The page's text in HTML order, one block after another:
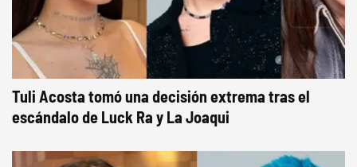
Tuli Acosta tomó una decisión extrema tras el
escándalo de Luck Ra y La Joaqui